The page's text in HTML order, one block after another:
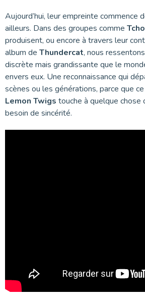
Aujourd’hui, leur empreinte commence
ailleurs. Dans des groupes comme
produisent, ou encore à travers leur
album de Thundercat, nous
discrète mais grandissante que le
envers eux. Une reconnaissance qui
scènes ou les générations, parce que
Lemon Twigs touche à quelque chose
besoin de sincérité.